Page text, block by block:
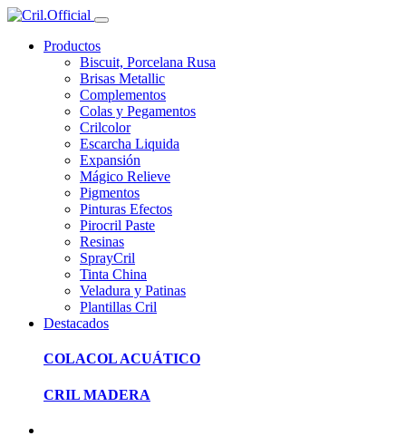
Productos
Biscuit, Porcelana Rusa
Brisas Metallic
Complementos
Colas y Pegamentos
Crilcolor
Escarcha Liquida
Expansión
Mágico Relieve
Pigmentos
Pinturas Efectos
Pirocril Paste
Resinas
SprayCril
Tinta China
Veladura y Patinas
Plantillas Cril
Destacados
COLACOL ACUÁTICO
CRIL MADERA